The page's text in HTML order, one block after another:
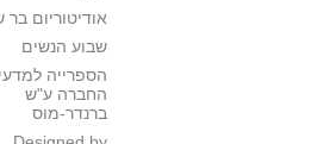
אודיטוריום בר
שבוע הנשים
הספרייה למדעי
החברה ע"ש
ברנדר-מוס